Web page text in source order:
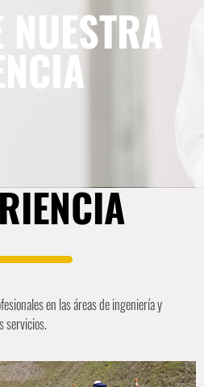
NUESTRA
en las áreas de ingeniería y
servicios.